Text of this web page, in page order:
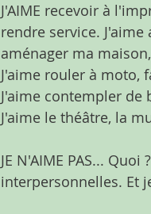
J'AIME recevoir à
rendre service.
aménager ma
J'aime rouler à moto,
J'aime contempler de
J'aime le théâtre, la
JE N'AIME PAS...
interpersonnelles. Et